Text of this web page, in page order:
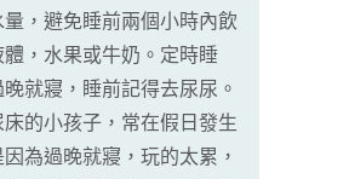
量，避免睡前兩個小時內飲
體，水果或牛奶。定時睡
就寢，睡前記得去尿尿。
的小孩子，常在假日發生
為過晚就寢，玩的太累，